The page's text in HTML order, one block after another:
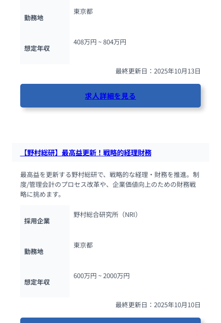
勤務地
東京都
想定年収
408万円 ~ 804万円
最終更新日：2025年10月13日
求人詳細を見る
【野村総研】最高益更新！戦略的経理財務
最高益を更新する野村総研で、戦略的な経理・財務を推進。制
度/管理会計のプロセス改革や、企業価値向上のための財務戦
略に挑めます。
採用企業
野村総合研究所（NRI）
勤務地
東京都
想定年収
600万円 ~ 2000万円
最終更新日：2025年10月10日